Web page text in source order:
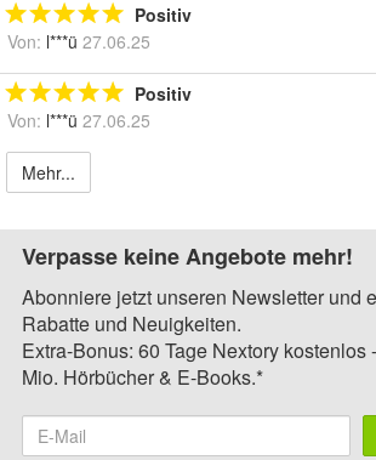
Positiv
Von: l***ü 27.06.25
Positiv
Von: l***ü 27.06.25
Mehr...
Verpasse keine Angebote mehr!
Abonniere jetzt unseren Newsletter und
Rabatte und Neuigkeiten.
Extra-Bonus: 60 Tage Nextory kostenlos
Mio. Hörbücher & E-Books.*